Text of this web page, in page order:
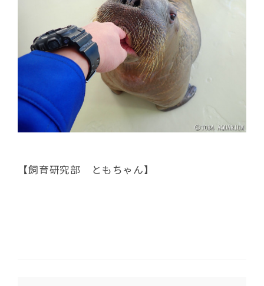
【飼育研究部 ともちゃん】